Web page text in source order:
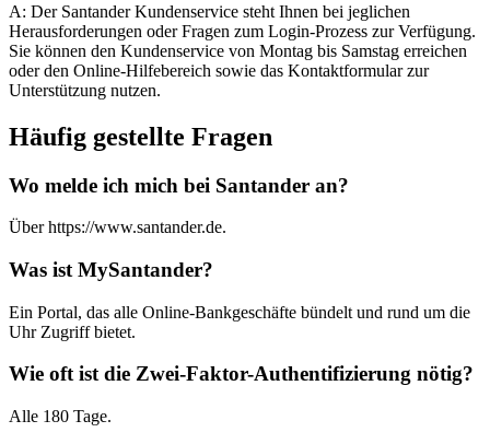
A: Der Santander Kundenservice steht Ihnen bei jeglichen
Herausforderungen oder Fragen zum Login-Prozess zur Verfügung.
Sie können den Kundenservice von Montag bis Samstag erreichen
oder den Online-Hilfebereich sowie das Kontaktformular zur
Unterstützung nutzen.
Häufig gestellte Fragen
Wo melde ich mich bei Santander an?
Über https://www.santander.de.
Was ist MySantander?
Ein Portal, das alle Online-Bankgeschäfte bündelt und rund um die
Uhr Zugriff bietet.
Wie oft ist die Zwei-Faktor-Authentifizierung nötig?
Alle 180 Tage.